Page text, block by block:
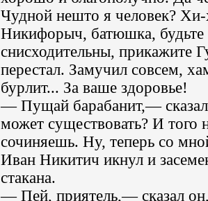
Чудной нешто я человек?
Никифорыч, батюшка, будьте
снисходительны, прикажите
перестал. Замучил совсем,
бурлит... За ваше здоровье!
— Пущай барабанит,—
может существовать? И того
сочиняешь. Ну, теперь со
Иван Никитич икнул и
стакана.
— Пей, приятель,— сказал